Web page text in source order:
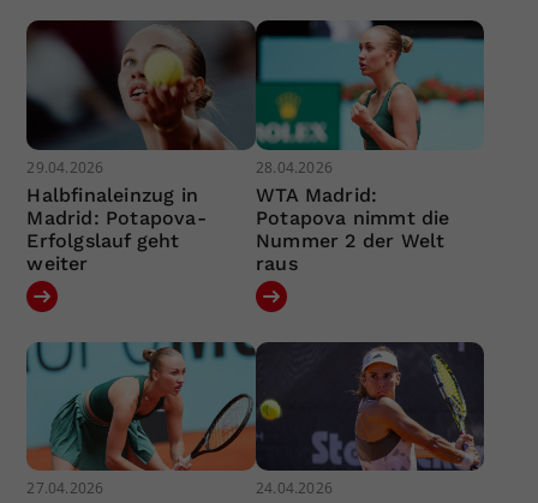
29.04.2026
Halbfinaleinzug in
Madrid: Potapova-
Erfolgslauf geht
weiter
28.04.2026
WTA Madrid:
Potapova nimmt die
Nummer 2 der Welt
raus
27.04.2026 24.04.2026